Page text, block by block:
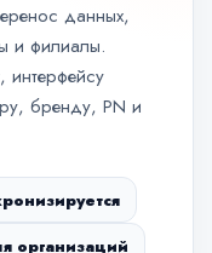
данных,
и филиалы.
бренду, PN и
организаций